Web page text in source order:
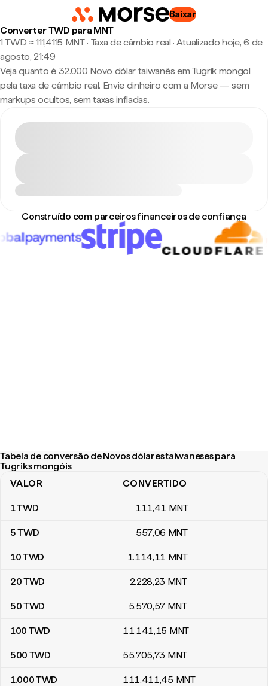
Baixar
Converter TWD para MNT
1 TWD ≈ 111,4115 MNT · Taxa de câmbio real · Atualizado hoje, 6 de
agosto, 21:49
Veja quanto é 32.000 Novo dólar taiwanês em Tugrik mongol
pela taxa de câmbio real. Envie dinheiro com a Morse — sem
markups ocultos, sem taxas infladas.
Construído com parceiros financeiros de confiança
Tabela de conversão de Novos dólares taiwaneses para
Tugriks mongóis
Tabela de conversão de Novos dólares taiwaneses para Tugriks
VALOR CONVERTIDO
1TWD 111,41 MNT
5TWD 557,06 MNT
10TWD 1.114,11 MNT
20TWD 2.228,23 MNT
50TWD 5.570,57 MNT
100 TWD 11.141,15 MNT
500 TWD 55.705,73 MNT
1.000TWD 111.411,45 MNT